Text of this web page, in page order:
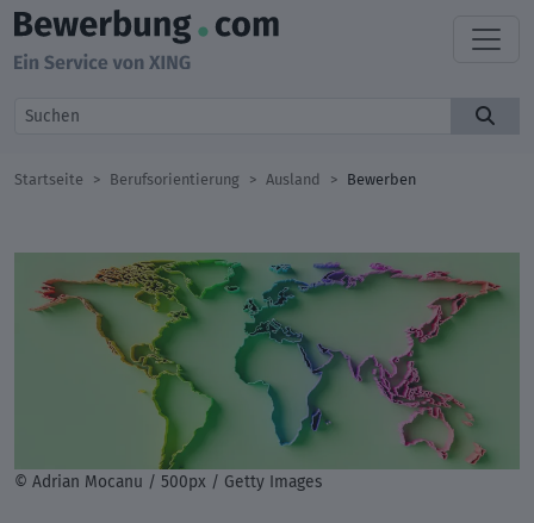
Startseite Berufsorientierung Ausland Bewerben
© Adrian Mocanu / 500px / Getty Images